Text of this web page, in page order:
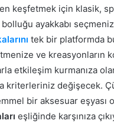
keşfetmek için klasik,
ayakkabı
tek bir platformda
ve kreasyonların
etkileşim kurmanıza
kriterleriniz değişecek.
bir aksesuar eşyası
eşliğinde karşınıza